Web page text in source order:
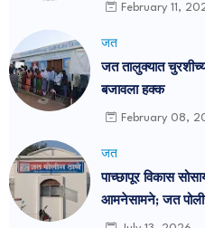
February 11,
जत
जत तालुक्यात
बजावला हक्क
February 08,
जत
पाच्छापूर विकास
आमनेसामने; जत